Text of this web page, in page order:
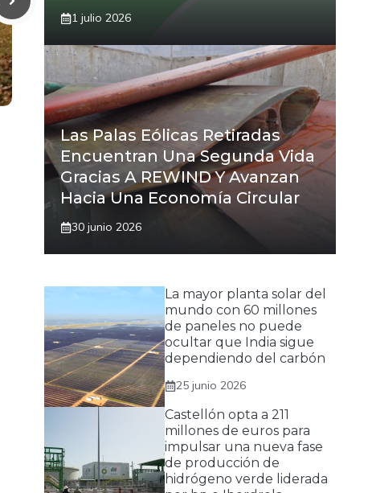
1 julio 2026
Las Palas Eólicas Retiradas
Encuentran Una Segunda Vida
Gracias A REWIND Y Avanzan
Hacia Una Economía Circular
30 junio 2026
La mayor planta solar del
mundo con 60 millones
de paneles no puede
ocultar que India sigue
dependiendo del carbón
25 junio 2026
Castellón opta a 211
millones de euros para
impulsar una nueva fase
de producción de
hidrógeno verde liderada